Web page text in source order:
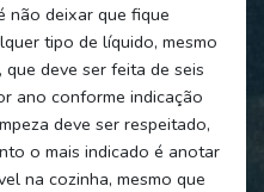
não deixar que fique
tipo de líquido, mesmo
deve ser feita de seis
ano conforme indicação
deve ser respeitado,
o mais indicado é anotar
na cozinha, mesmo que